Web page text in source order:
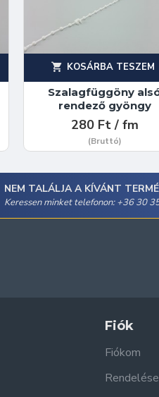
Szalagfüggöny
rendező gyöngy
280 Ft / fm
(Bruttó)
KOSÁRBA TESZEM
NEM TALÁLJA A KÍVÁNT
Keressen minket telefonon: +36 30
Fiók
Fiókom